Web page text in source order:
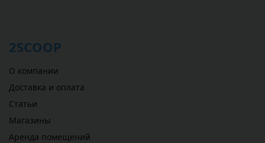
2SCOOP
О компании
Доставка и оплата
Статьи
Магазины
Аренда помещений